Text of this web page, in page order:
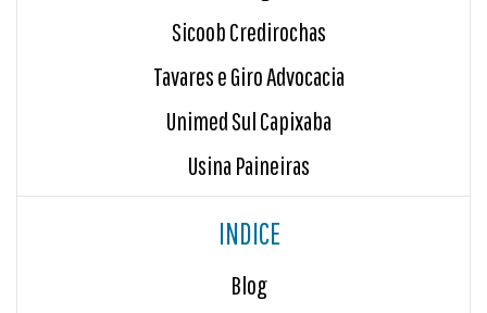
Sicoob Credirochas
Tavares e Giro Advocacia
Unimed Sul Capixaba
Usina Paineiras
INDICE
Blog